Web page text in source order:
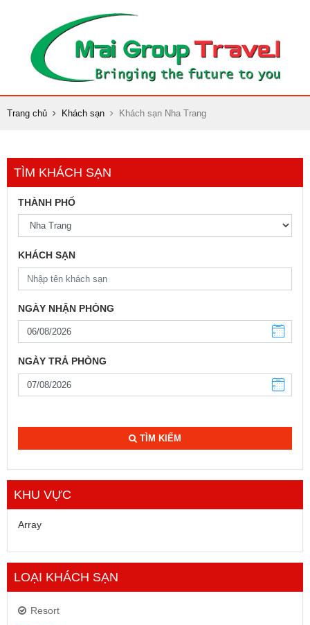
Trang chủ Khách sạn Khách sạn Nha Trang
TÌM KHÁCH SẠN
THÀNH PHỐ
KHÁCH SẠN
NGÀY NHẬN PHÒNG
NGÀY TRẢ PHÒNG
TÌM KIẾM
KHU VỰC
Array
LOẠI KHÁCH SẠN
Resort